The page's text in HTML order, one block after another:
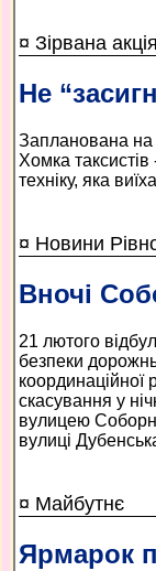
¤ Зірвана акція
Не
Запланована на
Хомка
техніку, яка
¤ Новини
Вночі
21 лютого
безпеки
скасування у
вулицею
вулиці
¤ Майбутнє
Ярмарок